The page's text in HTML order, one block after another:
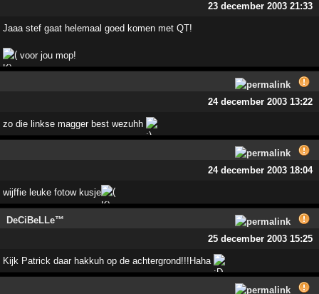
23 december 2003 21:33
Jaaa stef gaat helemaal goed komen met QT!
voor jou mop!
24 december 2003 13:22
zo die linkse magger best wezuhh
24 december 2003 18:04
wijffie leuke fotow kusje
DeCiBeLLe™
25 december 2003 15:25
Kijk Patrick daar hakkuh op de achtergrond!!!Haha